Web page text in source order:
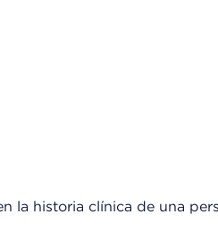
la historia clínica de una